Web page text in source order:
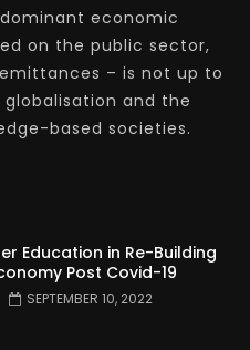
economic
on the public sector,
– is not up to
and the
based societies.
Education in Re-Building
Post Covid-19
SEPTEMBER 10, 2022